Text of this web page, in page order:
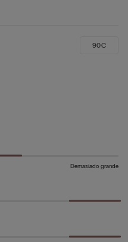
90C
Demasiado grande